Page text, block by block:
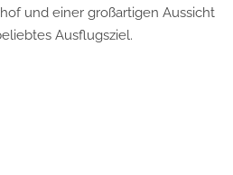
und einer großartigen Aussicht
Ausflugsziel.